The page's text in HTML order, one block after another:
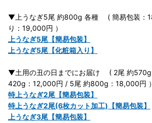
▼上うなぎ5尾 約800g 各種 ( 簡易包装：
り：19,000円 ）
上うなぎ5尾【簡易包装】
上うなぎ5尾【化粧箱入り】
▼土用の丑の日までにお届け ( 2尾 約
420g：12,000円 / 5尾 約800g：18,000円 ）
特上うなぎ2尾【簡易包装】
特上うなぎ2尾(6枚カット加工)【簡易包装】
上うなぎ3尾【簡易包装】